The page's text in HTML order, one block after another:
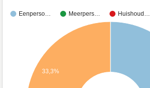
Eenperso… Meerpers… Huishoud…
33,3%